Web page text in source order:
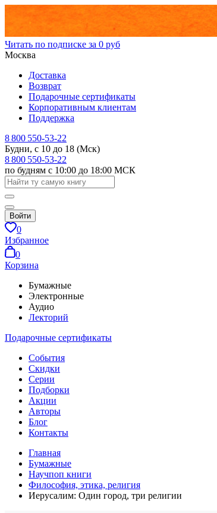
Читать по подписке за 0 руб
Москва
Доставка
Возврат
Подарочные сертификаты
Корпоративным клиентам
Поддержка
8 800 550-53-22
Будни, с 10 до 18 (Мск)
8 800 550-53-22
по будням с 10:00 до 18:00 МСК
Войти
0
Избранное
0
Корзина
Бумажные
Электронные
Аудио
Лекторий
Подарочные сертификаты
События
Скидки
Серии
Подборки
Акции
Авторы
Блог
Контакты
Главная
Бумажные
Научпоп книги
Философия, этика, религия
Иерусалим: Один город, три религии